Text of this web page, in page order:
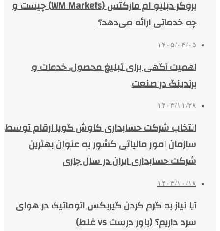
بروکر دبلیو ام مارکتس (WM Markets) چیست و
چه خدماتی ارائه می‌دهد؟
۱۴۰۵/۰۴/۰۵
اهمیت آگهی برای تبلیغ محصول، خدمات و
برندینگ در صنعت
۱۴۰۳/۱۱/۲۸
انتخاب شرکت حسابداری کاوش گویا ارقام توسط
سازمان امور مالیاتی کشور به عنوان بهترین
شرکت حسابداری ایران در سال جاری
۱۴۰۳/۱۰/۱۸
آیا نیاز به گرم کردن گیربکس اتوماتیک در هوای
سرد داریم؟ (باور درست vs غلط)